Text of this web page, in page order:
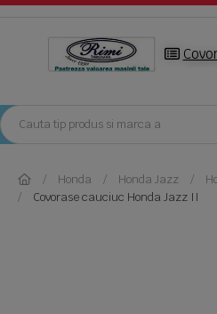
Honda Honda Jazz
Covorase cauciuc Honda Jazz II